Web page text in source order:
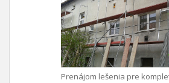
Prenájom lešenia pre